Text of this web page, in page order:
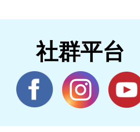
社群平台